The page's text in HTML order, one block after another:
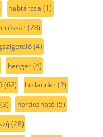
habtárcsa (1)
(28)
(4)
henger(4)
(62) hollander(2)
(3) hordozható(5)
(28)